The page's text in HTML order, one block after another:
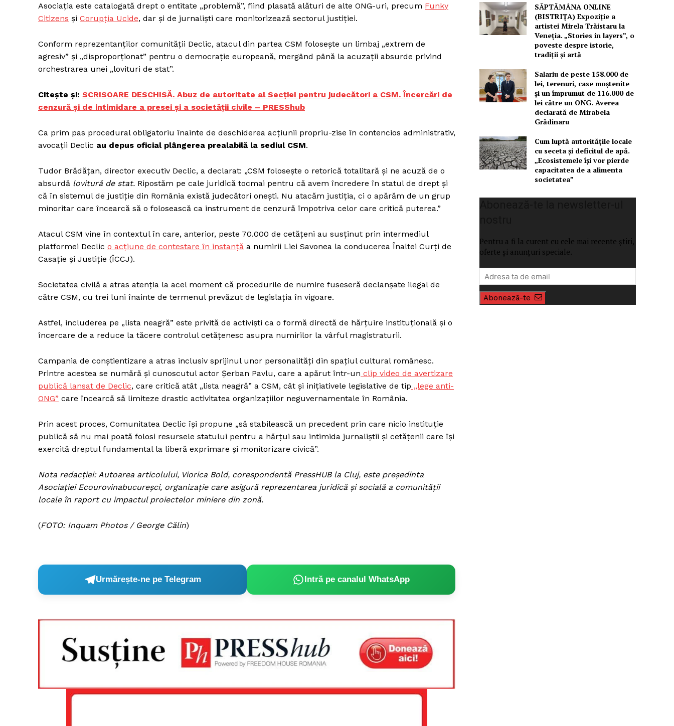
Un proiect
FREEDOM HOUSE
PRESShub
Despre noi / Echipa
Proiecte editoriale
Asociația este catalogată drept o entitate „problemă”, fiind plasată alături de alte ONG-uri, precum Funky
Citizens și Corupția Ucide, dar și de jurnaliști care monitorizează sectorul justiției.
Conform reprezentanților comunității Declic, atacul din partea CSM folosește un limbaj „extrem de
agresiv” și „disproporționat” pentru o democrație europeană, mergând până la acuzații absurde privind
orchestrarea unei „lovituri de stat”.
Citește și: SCRISOARE DESCHISĂ. Abuz de autoritate al Secției pentru judecători a CSM. Încercări de
cenzură și de intimidare a presei și a societății civile – PRESShub
Ca prim pas procedural obligatoriu înainte de deschiderea acțiunii propriu-zise în contencios administrativ,
avocații Declic au depus oficial plângerea prealabilă la sediul CSM.
Tudor Brădățan, director executiv Declic, a declarat: „CSM folosește o retorică totalitară și ne acuză de o
absurdă lovitură de stat. Ripostăm pe cale juridică tocmai pentru că avem încredere în statul de drept și
că în sistemul de justiție din România există judecători onești. Nu atacăm justiția, ci o apărăm de un grup
minoritar care încearcă să o folosească ca instrument de cenzură împotriva celor care critică puterea.”
Atacul CSM vine în contextul în care, anterior, peste 70.000 de cetățeni au susținut prin intermediul
platformei Declic o acțiune de contestare în instanță a numirii Liei Savonea la conducerea Înaltei Curți de
Casație și Justiție (ÎCCJ).
Societatea civilă a atras atenția la acel moment că procedurile de numire fuseseră declanșate ilegal de
către CSM, cu trei luni înainte de termenul prevăzut de legislația în vigoare.
Astfel, includerea pe „lista neagră” este privită de activiști ca o formă directă de hărțuire instituțională și o
încercare de a reduce la tăcere controlul cetățenesc asupra numirilor la vârful magistraturii.
Campania de conștientizare a atras inclusiv sprijinul unor personalități din spațiul cultural românesc.
Printre acestea se numără și cunoscutul actor Șerban Pavlu, care a apărut într-un clip video de avertizare
publică lansat de Declic, care critică atât „lista neagră” a CSM, cât și inițiativele legislative de tip „lege anti-
ONG” care încearcă să limiteze drastic activitatea organizațiilor neguvernamentale în România.
Prin acest proces, Comunitatea Declic își propune „să stabilească un precedent prin care nicio instituție
publică să nu mai poată folosi resursele statului pentru a hărțui sau intimida jurnaliștii și cetățenii care își
exercită dreptul fundamental la liberă exprimare și monitorizare civică”.
Nota redacției: Autoarea articolului, Viorica Bold, corespondentă PressHUB la Cluj, este președinta
Asociației Ecourovinabucureșci, organizație care asigură reprezentarea juridică și socială a comunității
locale în raport cu impactul proiectelor miniere din zonă.
(FOTO: Inquam Photos / George Călin)
Urmărește-ne pe Telegram Intră pe canalul WhatsApp
SĂPTĂMÂNA ONLINE
(BISTRIȚA) Expoziție a
artistei Mirela Trăistaru la
Veneția. „Stories in layers”, o
poveste despre istorie,
tradiții și artă
Salariu de peste 158.000 de
lei, terenuri, case moștenite
și un împrumut de 116.000 de
lei către un ONG. Averea
declarată de Mirabela
Grădinaru
Cum luptă autoritățile locale
cu seceta și deficitul de apă.
„Ecosistemele își vor pierde
capacitatea de a alimenta
societatea”
Pentru a fi la curent cu cele mai recente știri,
oferte și anunțuri speciale.
Abonează-te